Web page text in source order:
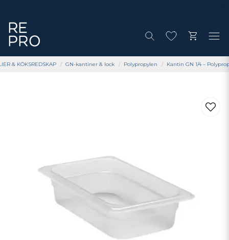
& KÖKSREDSKAP GN-kantiner & lock Polypropylen Kantin GN 1/4 –